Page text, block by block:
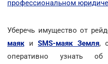
профессиональном
Уберечь имущество от
маякиSMS-маяк Земля,
оперативно узнать